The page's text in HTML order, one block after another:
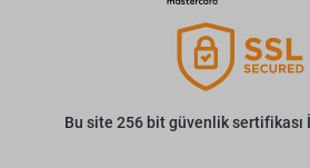
Bu site 256 bit güvenlik sertifikası